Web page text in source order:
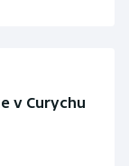
v Curychu